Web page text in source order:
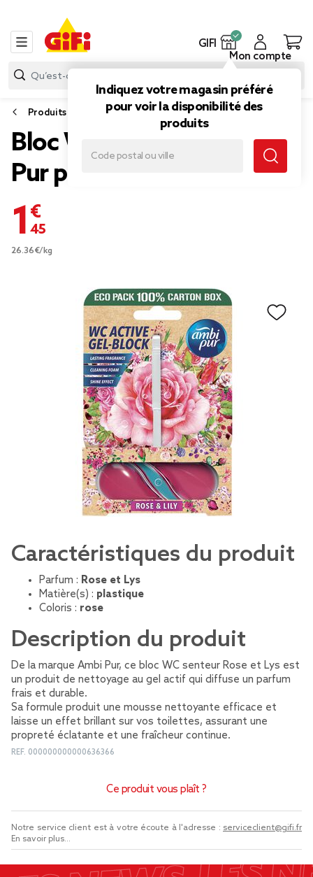
GIFI
Indiquez votre magasin préféré
pour voir la disponibilité des
produits
Mon compte
Produits d’entretien
Bloc WC gel actif Ambi
Pur parfum Rose et Lys
1,45 €
26.36€/kg
Caractéristiques du produit
Parfum : Rose et Lys
Matière(s) : plastique
Coloris : rose
Description du produit
De la marque Ambi Pur, ce bloc WC senteur Rose et Lys est
un produit de nettoyage au gel actif qui diffuse un parfum
frais et durable.
Sa formule produit une mousse nettoyante efficace et
laisse un effet brillant sur vos toilettes, assurant une
propreté éclatante et une fraîcheur continue.
REF. 000000000000636366
Ce produit vous plaît ?
Notre service client est à votre écoute à l'adresse : serviceclient@gifi.fr
En savoir plus...